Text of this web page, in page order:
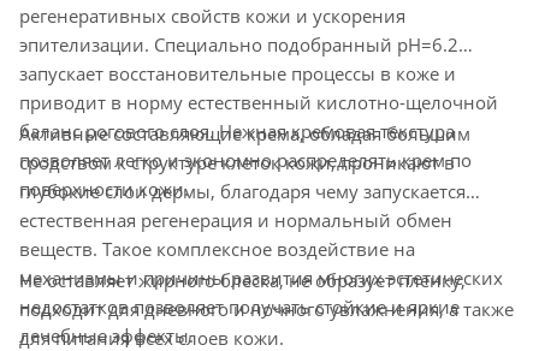
регенеративных свойств кожи и ускорения
эпителизации. Специально подобранный рН=6.2
запускает восстановительные процессы в коже и
приводит в норму естественный кислотно-щелочной
баланс рогового слоя. Нежная кремовая текстура
позволяет легко и экономно распределять крем по
поверхности кожи.
Активные составляющие крема, обладая большим
сродством к структуре клеток кожи, проникают в
глубокие слои дермы, благодаря чему запускается
естественная регенерация и нормальный обмен
веществ. Такое комплексное воздействие на
механизмы и причины развития многих эстетических
недостатков позволяет получать стойкие и яркие
лечебные эффекты.
Не оставляет жирного блеска, не образует пленку,
подходит для дневного и ночного увлажнения, а также
для питания всех слоев кожи.